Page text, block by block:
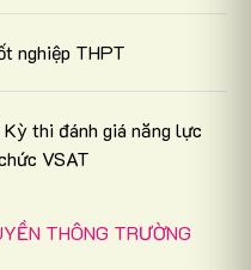
nghiệp THPT
thi đánh giá năng lực
VSAT
THÔNG TRƯỜNG